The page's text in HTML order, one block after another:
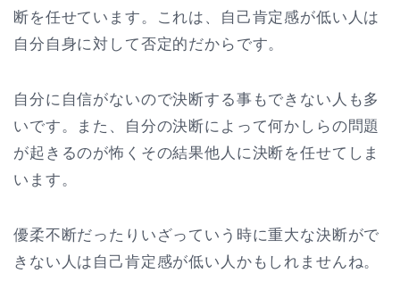
断を任せています。これは、自己肯定感が低い人は
自分自身に対して否定的だからです。
自分に自信がないので決断する事もできない人も多
いです。また、自分の決断によって何かしらの問題
が起きるのが怖くその結果他人に決断を任せてしま
います。
優柔不断だったりいざっていう時に重大な決断がで
きない人は自己肯定感が低い人かもしれませんね。